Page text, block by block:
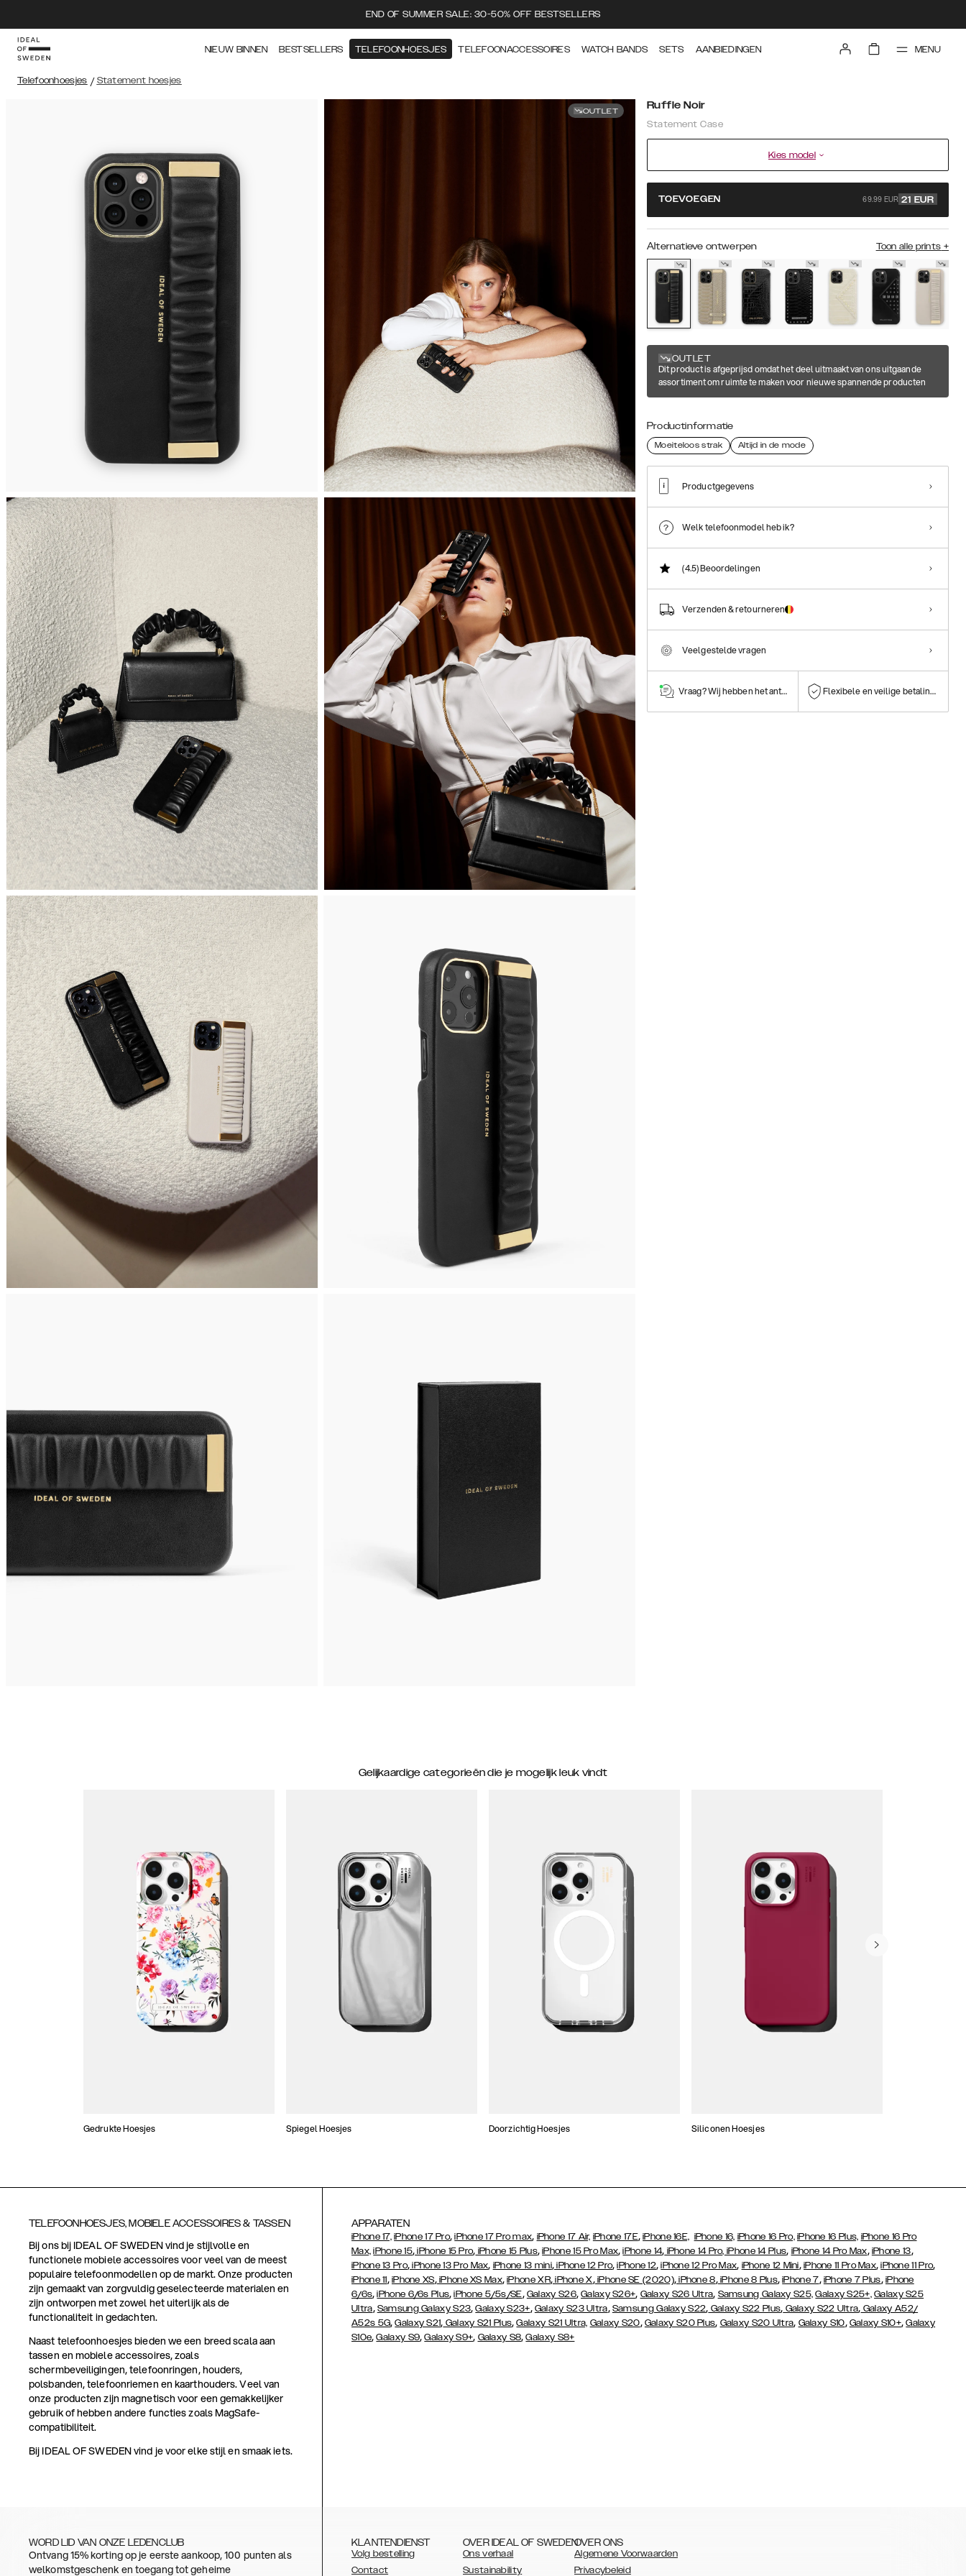
END OF SUMMER SALE: 30-50% OFF BESTSELLERS
NIEUW BINNEN BESTSELLERS TELEFOONHOESJES TELEFOONACCESSOIRES WATCH BANDS SETS AANBIEDINGEN MENU
Telefoonhoesjes / Statement hoesjes
OUTLET Ruffle Noir
Statement Case
Kies model
TOEVOEGEN 69.99 EUR 21 EUR
Alternatieve ontwerpen Toon alle prints +
OUTLET
Dit product is afgeprijsd omdat het deel uitmaakt van ons uitgaande
assortiment om ruimte te maken voor nieuwe spannende producten
Productinformatie
Moeiteloos strak Altijd in de mode
Productgegevens
Welk telefoonmodel heb ik?
(4.5)Beoordelingen
Verzenden & retourneren
Veelgestelde vragen
Vraag? Wij hebben het antwoord! Flexibele en veilige betalingen
Gelijkaardige categorieën die je mogelijk leuk vindt
Gedrukte Hoesjes Spiegel Hoesjes Doorzichtig Hoesjes Siliconen Hoesjes
TELEFOONHOESJES, MOBIELE ACCESSOIRES & TASSEN
Bij ons bij IDEAL OF SWEDEN vind je stijlvolle en
functionele mobiele accessoires voor veel van de meest
populaire telefoonmodellen op de markt. Onze producten
zijn gemaakt van zorgvuldig geselecteerde materialen en
zijn ontworpen met zowel het uiterlijk als de
functionaliteit in gedachten.
Naast telefoonhoesjes bieden we een breed scala aan
tassen en mobiele accessoires, zoals
schermbeveiligingen, telefoonringen, houders,
polsbanden, telefoonriemen en kaarthouders. Veel van
onze producten zijn magnetisch voor een gemakkelijker
gebruik of hebben andere functies zoals MagSafe-
compatibiliteit.
Bij IDEAL OF SWEDEN vind je voor elke stijl en smaak iets.
APPARATEN
iPhone 17, iPhone 17 Pro,iPhone 17 Pro max, iPhone 17 Air, iPhone 17E,iPhone 16E, iPhone 16, iPhone 16 Pro, iPhone 16 Plus, iPhone 16 Pro
Max, iPhone 15, iPhone 15 Pro, iPhone 15 Plus,iPhone 15 Pro Max,iPhone 14, iPhone 14 Pro, iPhone 14 Plus, iPhone 14 Pro Max, iPhone 13,
iPhone 13 Pro, iPhone 13 Pro Max, iPhone 13 mini,iPhone 12 Pro,iPhone 12,iPhone 12 Pro Max, iPhone 12 Mini, iPhone 11 Pro Max,iPhone 11 Pro,
iPhone 11, iPhone XS,iPhone XS Max,iPhone XR,iPhone X,iPhone SE (2020),iPhone 8,iPhone 8 Plus,iPhone 7, iPhone 7 Plus, iPhone
6/6s,iPhone 6/6s Plus,iPhone 5/5s/SE, Galaxy S26,Galaxy S26+, Galaxy S26 Ultra, Samsung Galaxy S25, Galaxy S25+, Galaxy S25
Ultra, Samsung Galaxy S23,Galaxy S23+, Galaxy S23 Ultra, Samsung Galaxy S22, Galaxy S22 Plus, Galaxy S22 Ultra, Galaxy A52/
A52s 5G,Galaxy S21, Galaxy S21 Plus,Galaxy S21 Ultra, Galaxy S20, Galaxy S20 Plus, Galaxy S20 Ultra, Galaxy S10, Galaxy S10+,Galaxy
S10e,Galaxy S9,Galaxy S9+, Galaxy S8,Galaxy S8+
WORD LID VAN ONZE LEDENCLUB
Ontvang 15% korting op je eerste aankoop, 100 punten als
welkomstgeschenk en toegang tot geheime
KLANTENDIENST
Volg bestelling
Contact
OVER IDEAL OF SWEDEN
Ons verhaal
Sustainability
OVER ONS
Algemene Voorwaarden
Privacybeleid